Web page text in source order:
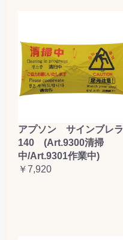
アプソン サインブレラ
140 (Art.9300清掃
中/Art.9301作業中)
￥7,920